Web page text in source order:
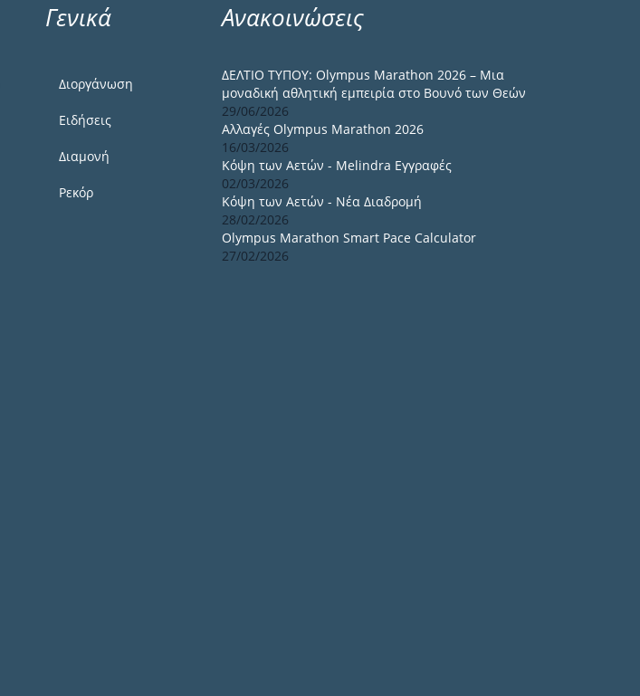
Γενικά
Διοργάνωση
Ειδήσεις
Διαμονή
Ρεκόρ
Ανακοινώσεις
ΔΕΛΤΙΟ ΤΥΠΟΥ: Olympus Marathon 2026 – Μια
μοναδική αθλητική εμπειρία στο Βουνό των Θεών
29/06/2026
Αλλαγές Olympus Marathon 2026
16/03/2026
Κόψη των Αετών - Melindra Εγγραφές
02/03/2026
Κόψη των Αετών - Νέα Διαδρομή
28/02/2026
Olympus Marathon Smart Pace Calculator
27/02/2026